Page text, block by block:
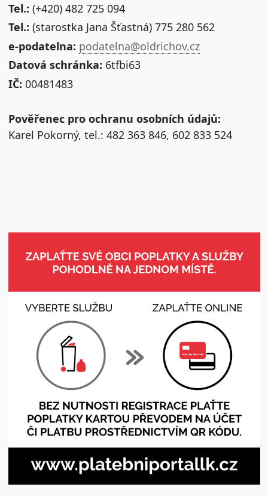
Tel.: (+420) 482 725 094
Tel.: (starostka Jana Šťastná) 775 280 562
e-podatelna: podatelna@oldrichov.cz
Datová schránka: 6tfbi63
IČ: 00481483
Pověřenec pro ochranu osobních údajů:
Karel Pokorný, tel.: 482 363 846, 602 833 524